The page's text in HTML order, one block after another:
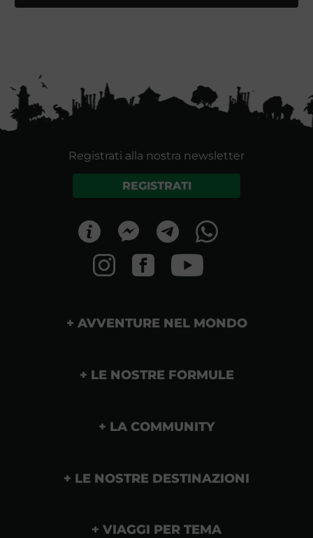
Registrati alla nostra newsletter
REGISTRATI
AVVENTURE NEL MONDO
LE NOSTRE FORMULE
LA COMMUNITY
LE NOSTRE DESTINAZIONI
VIAGGI PER TEMA